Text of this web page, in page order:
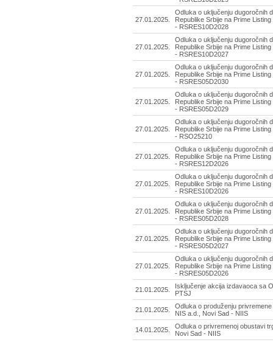
27.01.2025.
Odluka o uključenju dugoročnih
Republike Srbije na Prime
- RSRES10D2028
27.01.2025.
Odluka o uključenju dugoročnih
Republike Srbije na Prime
- RSRES10D2027
27.01.2025.
Odluka o uključenju dugoročnih
Republike Srbije na Prime
- RSRES05D2030
27.01.2025.
Odluka o uključenju dugoročnih
Republike Srbije na Prime
- RSRES05D2029
27.01.2025.
Odluka o uključenju dugoročnih
Republike Srbije na Prime
- RSO25210
27.01.2025.
Odluka o uključenju dugoročnih
Republike Srbije na Prime
- RSRES12D2026
27.01.2025.
Odluka o uključenju dugoročnih
Republike Srbije na Prime
- RSRES10D2026
27.01.2025.
Odluka o uključenju dugoročnih
Republike Srbije na Prime
- RSRES05D2028
27.01.2025.
Odluka o uključenju dugoročnih
Republike Srbije na Prime
- RSRES05D2027
27.01.2025.
Odluka o uključenju dugoročnih
Republike Srbije na Prime
- RSRES05D2026
21.01.2025.
Isključenje akcija izdavaoca sa
PTSJ
21.01.2025.
Odluka o produženju
NIS a.d., Novi Sad - NIIS
14.01.2025.
Odluka o privremenoj obustavi
Novi Sad - NIIS